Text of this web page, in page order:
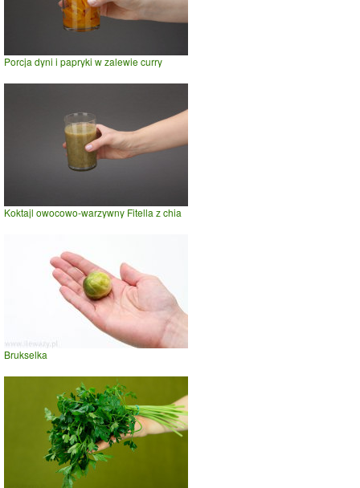
Porcja dyni i papryki w zalewie curry
Koktajl owocowo-warzywny Fitella z chia
Brukselka